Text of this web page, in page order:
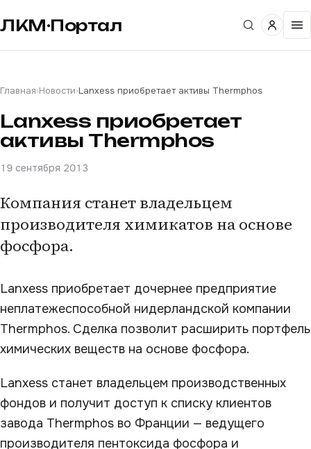
ЛКМ·Портал
Главная›Новости›Lanxess приобретает активы Thermphos
Lanxess приобретает
активы Thermphos
19 сентября 2013
Компания станет владельцем
производителя химикатов на основе
фосфора.
Lanxess приобретает дочернее предприятие
неплатежеспособной нидерландской компании
Thermphos. Сделка позволит расширить портфель
химических веществ на основе фосфора.
Lanxess станет владельцем производственных
фондов и получит доступ к списку клиентов
завода Thermphos во Франции — ведущего
производителя пентоксида фосфора и